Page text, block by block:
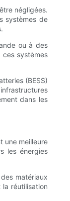
négligées.
systèmes de
ou à des
systèmes
(BESS)
dans les
une meilleure
les énergies
matériaux
réutilisation